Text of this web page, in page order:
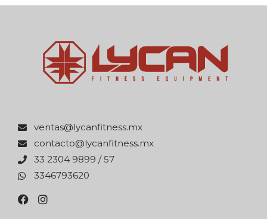
xm.ssentifnacyl@satnev
xm.ssentifnacyl@otcatnoc
75 / 9989 4032 33
0263976433